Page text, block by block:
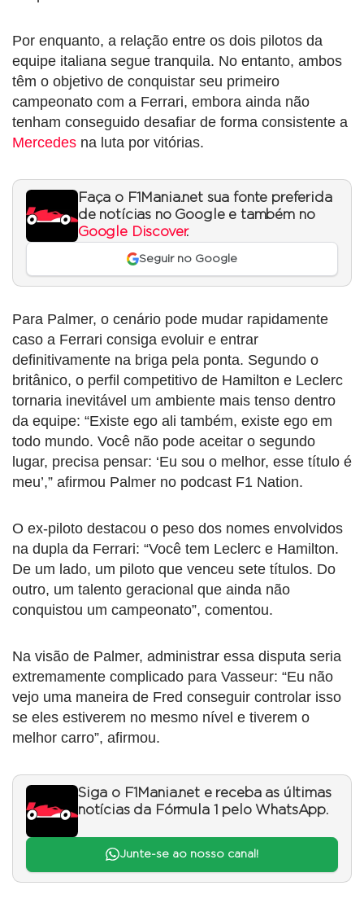
Por enquanto, a relação entre os dois pilotos da
equipe italiana segue tranquila. No entanto, ambos
têm o objetivo de conquistar seu primeiro
campeonato com a Ferrari, embora ainda não
tenham conseguido desafiar de forma consistente a
Mercedes na luta por vitórias.
Faça o F1Mania.net sua fonte preferida
de notícias no Google e também no
Google Discover.
Seguir no Google
Para Palmer, o cenário pode mudar rapidamente
caso a Ferrari consiga evoluir e entrar
definitivamente na briga pela ponta. Segundo o
britânico, o perfil competitivo de Hamilton e Leclerc
tornaria inevitável um ambiente mais tenso dentro
da equipe: “Existe ego ali também, existe ego em
todo mundo. Você não pode aceitar o segundo
lugar, precisa pensar: ‘Eu sou o melhor, esse título é
meu’,” afirmou Palmer no podcast F1 Nation.
O ex-piloto destacou o peso dos nomes envolvidos
na dupla da Ferrari: “Você tem Leclerc e Hamilton.
De um lado, um piloto que venceu sete títulos. Do
outro, um talento geracional que ainda não
conquistou um campeonato”, comentou.
Na visão de Palmer, administrar essa disputa seria
extremamente complicado para Vasseur: “Eu não
vejo uma maneira de Fred conseguir controlar isso
se eles estiverem no mesmo nível e tiverem o
melhor carro”, afirmou.
Siga o F1Mania.net e receba as últimas
notícias da Fórmula 1 pelo WhatsApp.
Junte-se ao nosso canal!